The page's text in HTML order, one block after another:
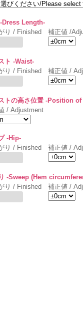
Dress Length-
り / Finished
補正値 /
ト -Waist-
り / Finished
補正値 /
トの高さ位置 -Position
/ Adjustment
-Hip-
り / Finished
補正値 /
-Sweep (Hem
り / Finished
補正値 /